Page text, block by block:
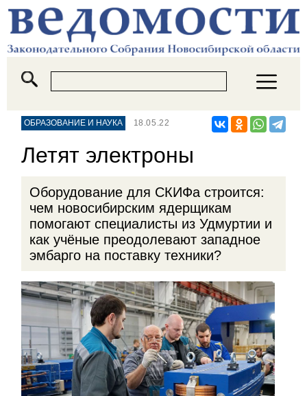
ОБРАЗОВАНИЕ И НАУКА 18.05.22
Летят электроны
Оборудование для СКИФа строится:
чем новосибирским ядерщикам
помогают специалисты из Удмуртии и
как учёные преодолевают западное
эмбарго на поставку техники?